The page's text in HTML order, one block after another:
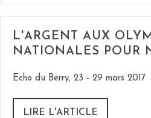
L'ARGENT AUX
NATIONALES POUR
Echo du Berry, 23 - 29 mars 2017
LIRE L'ARTICLE